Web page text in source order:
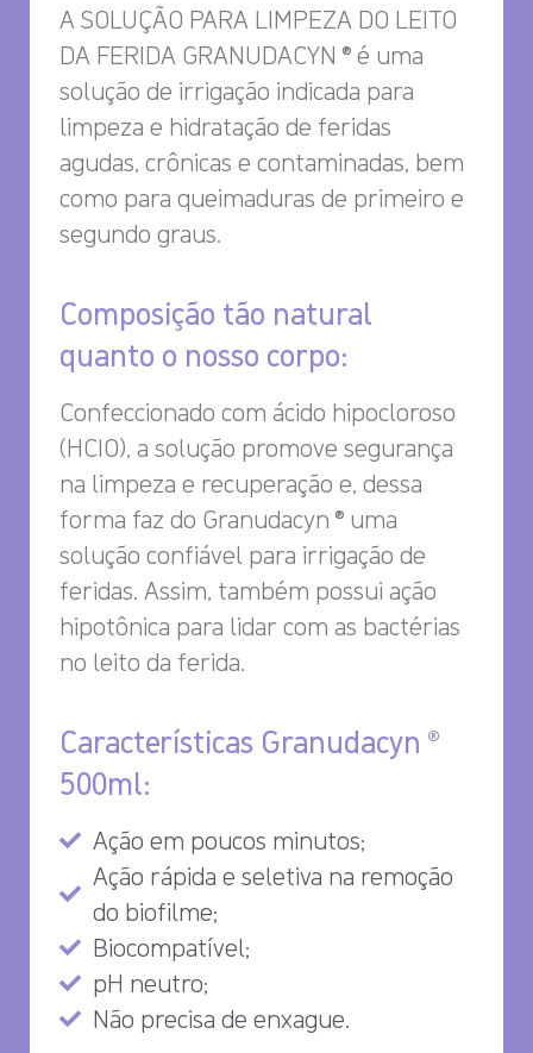
A SOLUÇÃO PARA LIMPEZA DO LEITO
DA FERIDA GRANUDACYN ® é uma
solução de irrigação indicada para
limpeza e hidratação de feridas
agudas, crônicas e contaminadas, bem
como para queimaduras de primeiro e
segundo graus.
Composição tão natural
quanto o nosso corpo:
Confeccionado com ácido hipocloroso
(HCIO), a solução promove segurança
na limpeza e recuperação e, dessa
forma faz do Granudacyn ® uma
solução confiável para irrigação de
feridas. Assim, também possui ação
hipotônica para lidar com as bactérias
no leito da ferida.
Características Granudacyn ®
500ml:
Ação em poucos minutos;
Ação rápida e seletiva na remoção
do biofilme;
Biocompatível;
pH neutro;
Não precisa de enxague.